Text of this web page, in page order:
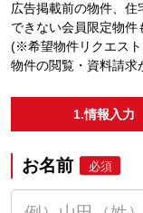
広告掲載前の物件、
できない会員限定物件
(※希望物件リクエス
物件の閲覧・資料請求
1.情報入力
お名前 必須